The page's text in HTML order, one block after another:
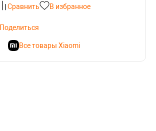
Сравнить В избранное
Поделиться
Все товары Xiaomi